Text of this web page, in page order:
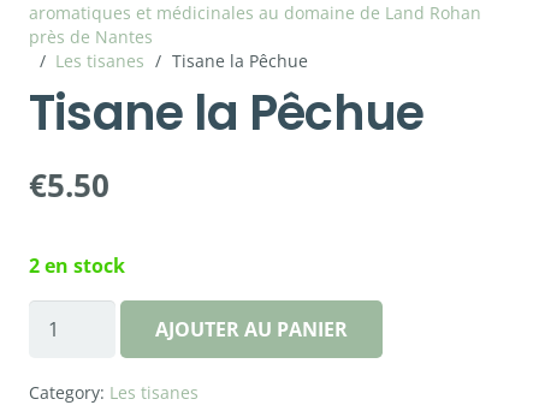
aromatiques et médicinales au domaine de Land Rohan
près de Nantes
/ Les tisanes / Tisane la Pêchue
Tisane la Pêchue
€5.50
2 en stock
AJOUTER AU PANIER
Category: Les tisanes